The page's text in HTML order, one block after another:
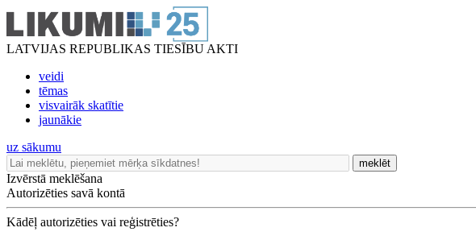
LATVIJAS REPUBLIKAS TIESĪBU AKTI
veidi
tēmas
visvairāk skatītie
jaunākie
uz sākumu
meklēt
Izvērstā meklēšana
Autorizēties savā kontā
Kādēļ autorizēties vai reģistrēties?